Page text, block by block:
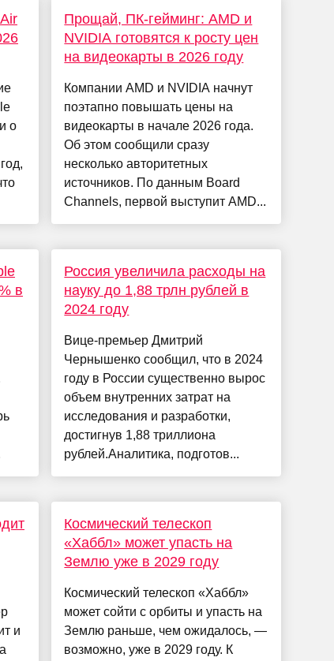
о
в
и
Прощай, ПК-гейминг: AMD и
NVIDIA готовятся к росту цен
на видеокарты в 2026 году
Компании AMD и NVIDIA начнут
поэтапно повышать цены на
видеокарты в начале 2026 года.
Об этом сообщили сразу
несколько авторитетных
источников. По данным Board
Channels, первой выступит AMD...
Россия увеличила расходы на
науку до 1,88 трлн рублей в
2024 году
Вице-премьер Дмитрий
Чернышенко сообщил, что в 2024
году в России существенно вырос
объем внутренних затрат на
исследования и разработки,
достигнув 1,88 триллиона
рублей.Аналитика, подготов...
Космический телескоп
«Хаббл» может упасть на
Землю уже в 2029 году
Космический телескоп «Хаббл»
может сойти с орбиты и упасть на
Землю раньше, чем ожидалось, —
возможно, уже в 2029 году. К